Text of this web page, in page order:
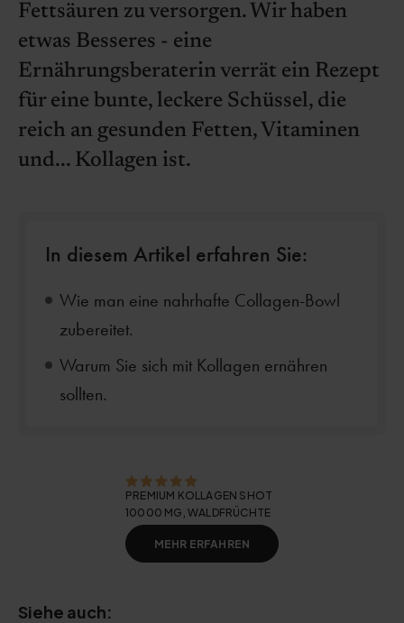
Fettsäuren zu versorgen. Wir haben
etwas Besseres - eine
Ernährungsberaterin verrät ein Rezept
für eine bunte, leckere Schüssel, die
reich an gesunden Fetten, Vitaminen
und... Kollagen ist.
In diesem Artikel erfahren Sie:
Wie man eine nahrhafte Collagen-Bowl
zubereitet.
Warum Sie sich mit Kollagen ernähren
sollten.
PREMIUM KOLLAGEN SHOT
10000 MG, WALDFRÜCHTE
MEHR ERFAHREN
Siehe auch: